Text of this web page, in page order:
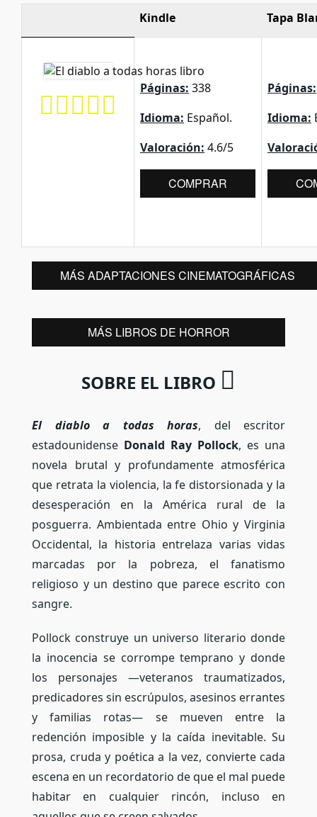
Kindle Tapa
Páginas: 338
Idioma: Español.
Valoración: 4.6/5
COMPRAR
Páginas:
Idioma:
MÁS ADAPTACIONES CINEMATOGRÁFICAS
MÁS LIBROS DE HORROR
SOBRE EL LIBRO
El diablo a todas horas, del escritor
estadounidense Donald Ray Pollock, es una
novela brutal y profundamente atmosférica
que retrata la violencia, la fe distorsionada y la
desesperación en la América rural de la
posguerra. Ambientada entre Ohio y Virginia
Occidental, la historia entrelaza varias vidas
marcadas por la pobreza, el fanatismo
religioso y un destino que parece escrito con
sangre.
Pollock construye un universo literario donde
la inocencia se corrompe temprano y donde
los personajes —veteranos traumatizados,
predicadores sin escrúpulos, asesinos errantes
y familias rotas— se mueven entre la
redención imposible y la caída inevitable. Su
prosa, cruda y poética a la vez, convierte cada
escena en un recordatorio de que el mal puede
habitar en cualquier rincón, incluso en